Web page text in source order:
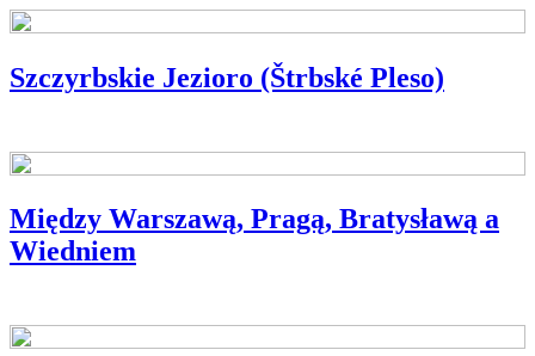
Szczyrbskie Jezioro (Štrbské Pleso)
Między Warszawą, Pragą, Bratysławą a
Wiedniem